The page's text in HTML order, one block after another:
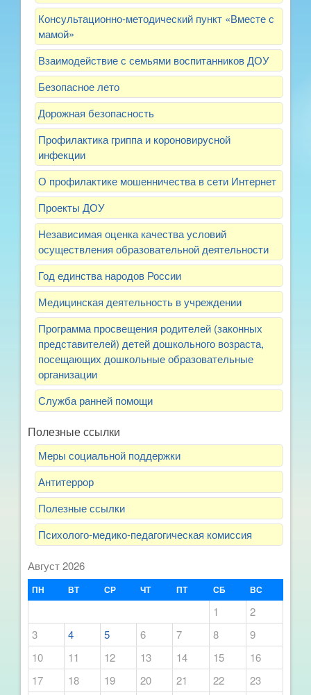
Консультационно-методический пункт «Вместе с
мамой»
Взаимодействие с семьями воспитанников ДОУ
Безопасное лето
Дорожная безопасность
Профилактика гриппа и короновирусной
инфекции
О профилактике мошенничества в сети Интернет
Проекты ДОУ
Независимая оценка качества условий
осуществления образовательной деятельности
Год единства народов России
Медицинская деятельность в учреждении
Программа просвещения родителей (законных
представителей) детей дошкольного возраста,
посещающих дошкольные образовательные
организации
Служба ранней помощи
Полезные ссылки
Меры социальной поддержки
Антитеррор
Полезные ссылки
Психолого-медико-педагогическая комиссия
Август 2026
ПН ВТ СР ЧТ ПТ СБ ВС
1
2
3
4 5 6 7 8
9
10
11 12 13 14 15
16
17
18 19 20 21 22
23